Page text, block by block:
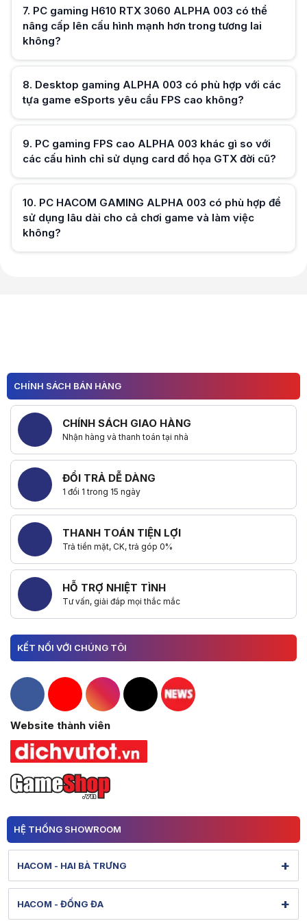
7. PC gaming H610 RTX 3060 ALPHA 003 có thể
nâng cấp lên cấu hình mạnh hơn trong tương lai
không?
Hữu ích (0)
8. Desktop gaming ALPHA 003 có phù hợp với các
tựa game eSports yêu cầu FPS cao không?
9. PC gaming FPS cao ALPHA 003 khác gì so với
các cấu hình chỉ sử dụng card đồ họa GTX đời cũ?
10. PC HACOM GAMING ALPHA 003 có phù hợp để
sử dụng lâu dài cho cả chơi game và làm việc
không?
CHÍNH SÁCH BÁN HÀNG
CHÍNH SÁCH GIAO HÀNG
Nhận hàng và thanh toán tại nhà
ĐỔI TRẢ DỄ DÀNG
1 đổi 1 trong 15 ngày
THANH TOÁN TIỆN LỢI
Trả tiền mặt, CK, trả góp 0%
HỖ TRỢ NHIỆT TÌNH
Tư vấn, giải đáp mọi thắc mắc
KẾT NỐI VỚI CHÚNG TÔI
Hacom Facebook
Hacom YouTube
Hacom Instagram
Hacom TikTok
Website thành viên
HỆ THỐNG SHOWROOM
HACOM - HAI BÀ TRƯNG +
Hình ảnh thực tế từ showroom
HACOM - ĐỐNG ĐA +